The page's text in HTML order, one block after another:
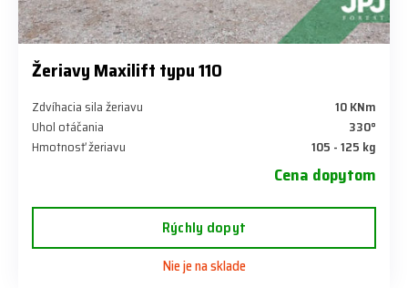
Žeriavy Maxilift typu 110
Zdvíhacia sila žeriavu
10 KNm
Uhol otáčania
330°
Hmotnosť žeriavu
105 - 125 kg
Cena dopytom
Rýchly dopyt
Nie je na sklade